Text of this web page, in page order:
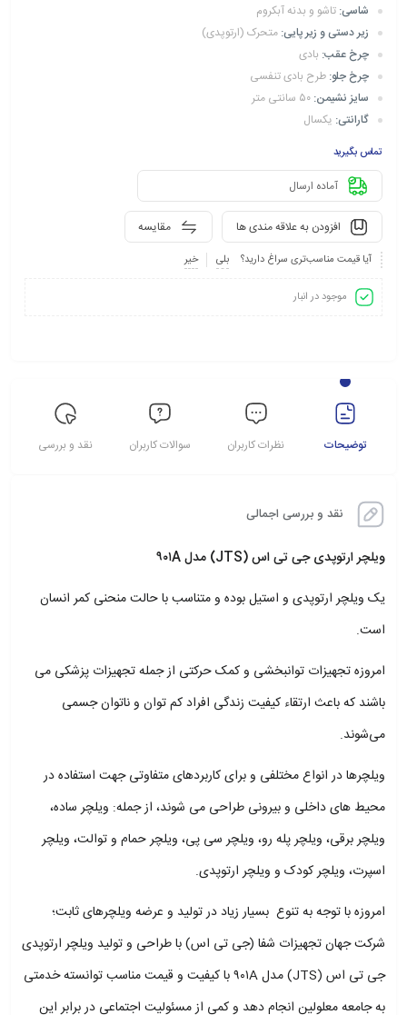
شاسی: تاشو و بدنه آبکروم
زیر دستی و زیر پایی: متحرک (ارتوپدی)
چرخ عقب: بادی
چرخ جلو: طرح بادی تنفسی
سایز نشیمن: ۵۰ سانتی متر
گارانتی: یکسال
تماس بگیرید
آماده ارسال
مقایسه افزودن به علاقه مندی ها
آیا قیمت مناسب‌تری سراغ دارید؟ بلی خیر
موجود در انبار
توضیحات نظرات کاربران سوالات کاربران نقد و بررسی
نقد و بررسی اجمالی
ویلچر ارتوپدی جی تی اس(JTS) مدل ۹۰۱A
یک ویلچر ارتوپدی و استیل بوده و متناسب با حالت منحنی کمر انسان
است.
امروزه تجهیزات توانبخشی و کمک حرکتی از جمله تجهیزات پزشکی می
باشند که باعث ارتقاء کیفیت زندگی افراد کم توان و ناتوان جسمی
می‌شوند.
ویلچرها در انواع مختلفی و برای کاربردهای متفاوتی جهت استفاده در
محیط‌ های داخلی و بیرونی طراحی می شوند، از جمله: ویلچر ساده،
ویلچر برقی، ویلچر پله رو، ویلچر سی پی، ویلچر حمام و توالت، ویلچر
اسپرت، ویلچر کودک و ویلچر ارتوپدی.
امروزه با توجه به تنوع بسیار زیاد در تولید و عرضه ویلچرهای ثابت؛
شرکت جهان تجهیزات شفا (جی تی اس) با طراحی و تولید ویلچر ارتوپدی
جی تی اس (JTS) مدل ۹۰۱A با کیفیت و قیمت مناسب توانسته خدمتی
به جامعه معلولین انجام دهد و کمی از مسئولیت اجتماعی در برابر این